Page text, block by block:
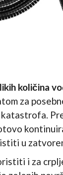
količina
za
katastrofa.
u
i za